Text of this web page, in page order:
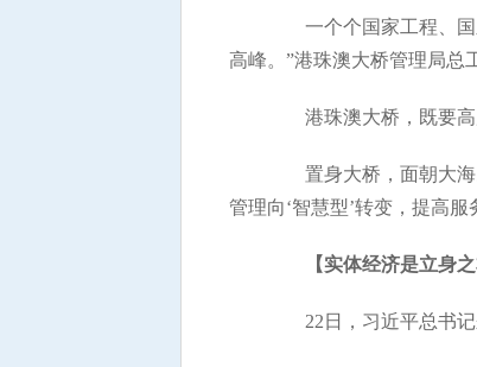
一个个国家工程、国
高峰。”港珠澳大桥管理局总
港珠澳大桥，既要高
置身大桥，面朝大海
管理向‘智慧型’转变，提高
【实体经济是立身
22日，习近平总书记